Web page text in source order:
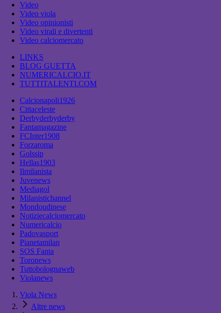
Video
Video viola
Video opinionisti
Video virali e divertenti
Video calciomercato
LINKS
BLOG GUETTA
NUMERICALCIO.IT
TUTTITALENTI.COM
Calcionapoli1926
Cittaceleste
Derbyderbyderby
Fantamagazine
FCInter1908
Forzaroma
Golssip
Hellas1903
Ilmilanista
Juvenews
Mediagol
Milanistichannel
Mondoudinese
Notiziecalciomercato
Numericalcio
Padovasport
Pianetamilan
SOS Fanta
Toronews
Tuttobolognaweb
Violanews
Viola News
Altre news